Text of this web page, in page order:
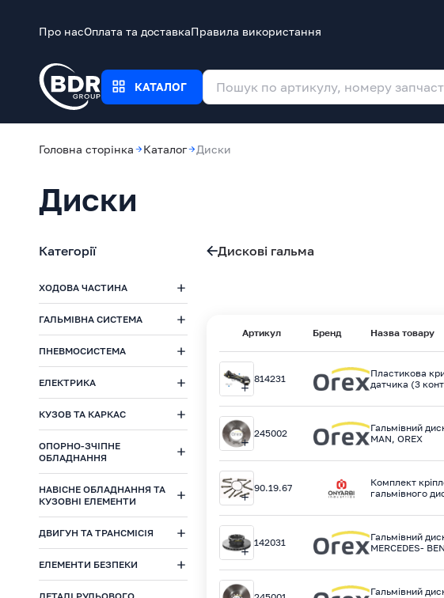
Про насОплата та доставкаПравила використання
КАТАЛОГ
Головна сторінка Каталог Диски
Диски
Категорії
ХОДОВА ЧАСТИНА
ГАЛЬМІВНА СИСТЕМА
ПНЕВМОСИСТЕМА
ЕЛЕКТРИКА
КУЗОВ ТА КАРКАС
ОПОРНО-ЗЧІПНЕ
ОБЛАДНАННЯ
НАВІСНЕ ОБЛАДНАННЯ ТА
КУЗОВНІ ЕЛЕМЕНТИ
ДВИГУН ТА ТРАНСМІСІЯ
ЕЛЕМЕНТИ БЕЗПЕКИ
Дискові гальма
Артикул Бренд Назва товару
814231
Пластикова
датчика (3
OREX
245002
Гальмівний
MAN, OREX
90.19.67
Комплект
гальмівного
142031
Гальмівний
MERCEDES-
Гальмівний